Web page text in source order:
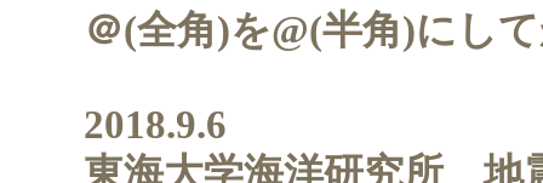
＠(全角)を@(半角)にし
2018.9.6
東海大学海洋研究所 地